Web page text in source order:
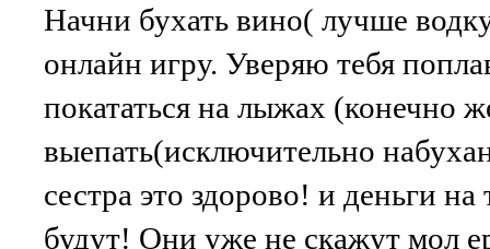
Начни бухать вино( лучше
онлайн игру. Уверяю тебя
покататься на лыжах (конечно
выепать(исключительно
сестра это здорово! и деньги
будут! Они уже не скажут мол